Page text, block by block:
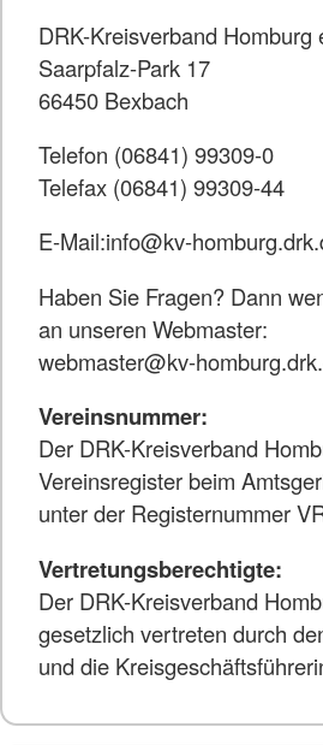
DRK-Kreisverband Homburg
Saarpfalz-Park 17
66450 Bexbach
Telefon (06841) 99309-0
Telefax (06841) 99309-44
E-Mail:info@kv-
Haben Sie Fragen? Dann
an unseren Webmaster:
webmaster@kv-
Vereinsnummer:
Der DRK-Kreisverband
Vereinsregister beim
unter der Registernummer
Vertretungsberechtigte:
Der DRK-Kreisverband
gesetzlich vertreten durch
und die